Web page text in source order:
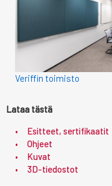
Veriffin toimisto
Lataa tästä
Esitteet, sertifikaatit
Ohjeet
Kuvat
3D-tiedostot